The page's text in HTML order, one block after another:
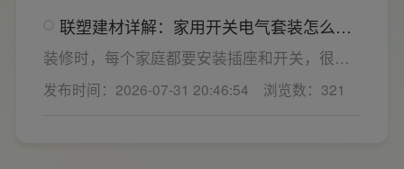
关键。如果装修时开关、插座的数量设置不
够，或者开关、插座的位置设置不合理，会给
今后的日常生活带来诸多不便，甚至留下安全
隐患。 所以装修前一定要精心规划开关、插座
联塑建材详解：家用开关电气套装怎么
选，开关插座怎么安装更安全
装修时，每个家庭都要安装插座和开关，很多
业主在挑选家用开关电气套装之后，并不清楚
插座、开关合理的离地高度以及规范的安装方
发布时间：2026-07-31 20:46:54 浏览数：321